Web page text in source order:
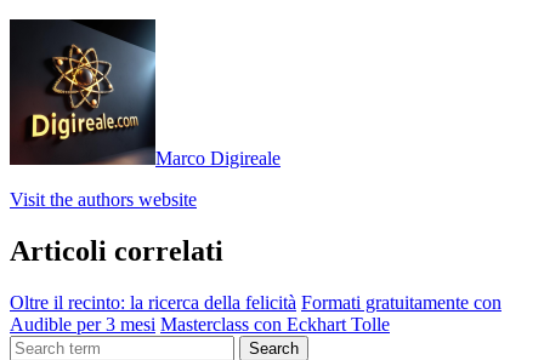
Marco Digireale
Visit the authors website
Articoli correlati
Oltre il recinto: la ricerca della felicità Formati gratuitamente con
Audible per 3 mesi Masterclass con Eckhart Tolle
Search